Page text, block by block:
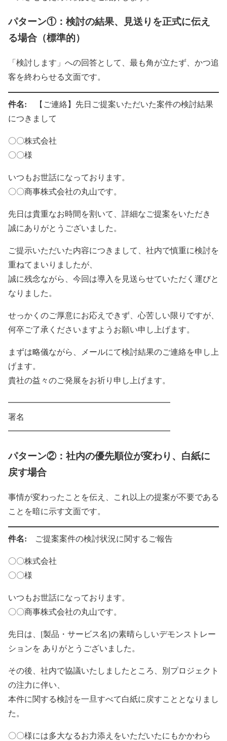
パターン①：検討の結果、見送りを正式に伝え
る場合（標準的）
「検討します」への回答として、最も角が立たず、かつ追
客を終わらせる文面です。
件名:
【ご連絡】先日ご提案いただいた案件の検討結果
につきまして
〇〇株式会社
〇〇様
いつもお世話になっております。
〇〇商事株式会社の丸山です。
先日は貴重なお時間を割いて、詳細なご提案をいただき
誠にありがとうございました。
ご提示いただいた内容につきまして、社内で慎重に検討を
重ねてまいりましたが、
誠に残念ながら、今回は導入を見送らせていただく運びと
なりました。
せっかくのご厚意にお応えできず、心苦しい限りですが、
何卒ご了承くださいますようお願い申し上げます。
まずは略儀ながら、メールにて検討結果のご連絡を申し上
げます。
貴社の益々のご発展をお祈り申し上げます。
━━━━━━━━━━━━━━━━━━━━
署名
━━━━━━━━━━━━━━━━━━━━
パターン②：社内の優先順位が変わり、白紙に
戻す場合
事情が変わったことを伝え、これ以上の提案が不要である
ことを暗に示す文面です。
件名: ご提案案件の検討状況に関するご報告
〇〇株式会社
〇〇様
いつもお世話になっております。
〇〇商事株式会社の丸山です。
先日は、[製品・サービス名]の素晴らしいデモンストレー
ションを ありがとうございました。
その後、社内で協議いたしましたところ、別プロジェクト
の注力に伴い、
本件に関する検討を一旦すべて白紙に戻すこととなりまし
た。
〇〇様には多大なるお力添えをいただいたにもかかわら